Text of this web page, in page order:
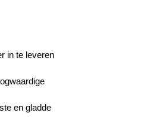
in te leveren
en gladde